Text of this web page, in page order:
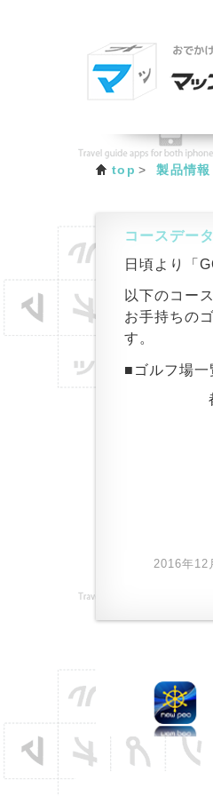
top 製品情報
コースデー
日頃より「
以下のコー
お手持ちの
す。
■ゴルフ場一
2016年12